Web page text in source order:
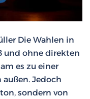
Die Wahlen in
und ohne direkten
es zu einer
Jedoch
sondern von